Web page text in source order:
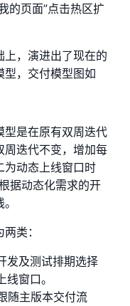
的页面”点击热区扩
上，演进出了现在的
型，交付模型图如
型是在原有双周迭代
周迭代不变，增加每
为动态上线窗口时
据动态化需求的开
类：
发及测试排期选择
窗口。
随主版本交付流